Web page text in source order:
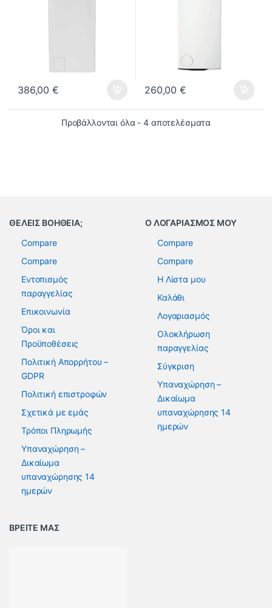
386,00€ 260,00€
Προβάλλονται όλα - 4 αποτελέσματα
ΘΕΛΕΙΣ ΒΟΗΘΕΙΑ;
Compare
Compare
Εντοπισμός
παραγγελίας
Επικοινωνία
Όροι και
Προϋποθέσεις
Πολιτική Απορρήτου –
GDPR
Πολιτική επιστροφών
Σχετικά με εμάς
Τρόποι Πληρωμής
Υπαναχώρηση –
Δικαίωμα
υπαναχώρησης 14
ημερών
Ο ΛΟΓΑΡΙΑΣΜΟΣ ΜΟΥ
Compare
Compare
Η Λίστα μου
Καλάθι
Λογαριασμός
Ολοκλήρωση
παραγγελίας
Σύγκριση
Υπαναχώρηση –
Δικαίωμα
υπαναχώρησης 14
ημερών
ΒΡΕΙΤΕ ΜΑΣ